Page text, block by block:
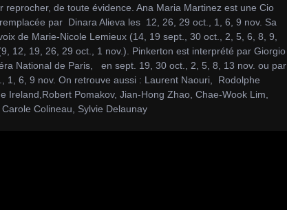
reprocher, de toute évidence. Ana Maria Martinez est une Cio
par Dinara Alieva les 12, 26, 29 oct., 1, 6, 9 nov. Sa
de Marie‑Nicole Lemieux (14, 19 sept., 30 oct., 2, 5, 6, 8, 9,
12, 19, 26, 29 oct., 1 nov.). Pinkerton est interprété par Giorgio
National de Paris, en sept. 19, 30 oct., 2, 5, 8, 13 nov. ou par
1, 6, 9 nov. On retrouve aussi : Laurent Naouri, Rodolphe
Ireland,Robert Pomakov, Jian-Hong Zhao, Chae‑Wook Lim,
Colineau, Sylvie Delaunay